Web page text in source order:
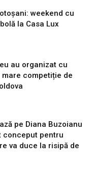
weekend cu
la Casa Lux
au organizat cu
competiție de
pe Diana Buzoianu
conceput pentru
va duce la risipă de